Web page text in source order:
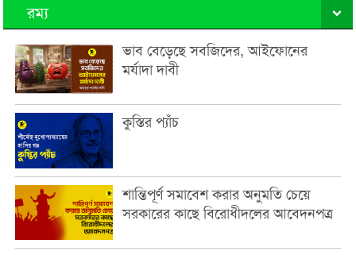
রম্য
ভাব বেড়েছে সবজিদের, আইফোনের
মর্যাদা দাবী
কুস্তির প্যাঁচ
শান্তিপূর্ণ সমাবেশ করার অনুমতি চেয়ে
সরকারের কাছে বিরোধীদলের আবেদনপত্র